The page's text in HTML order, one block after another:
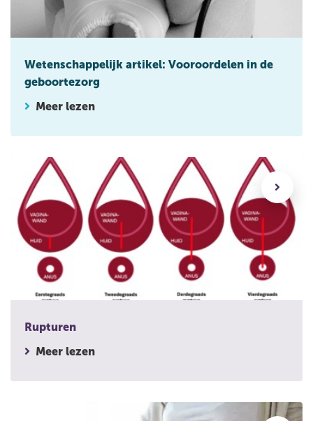
Wetenschappelijk artikel: Vooroordelen in de
geboortezorg
Meer lezen
Rupturen
Rupturen
Meer lezen